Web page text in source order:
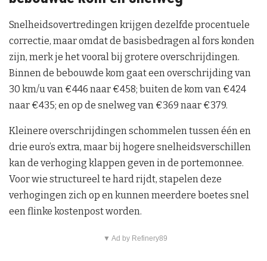
Snelheidsovertredingen krijgen dezelfde procentuele
correctie, maar omdat de basisbedragen al fors konden
zijn, merk je het vooral bij grotere overschrijdingen.
Binnen de bebouwde kom gaat een overschrijding van
30 km/u van €446 naar €458; buiten de kom van €424
naar €435; en op de snelweg van €369 naar €379.
Kleinere overschrijdingen schommelen tussen één en
drie euro’s extra, maar bij hogere snelheidsverschillen
kan de verhoging klappen geven in de portemonnee.
Voor wie structureel te hard rijdt, stapelen deze
verhogingen zich op en kunnen meerdere boetes snel
een flinke kostenpost worden.
▼ Ad by Refinery89